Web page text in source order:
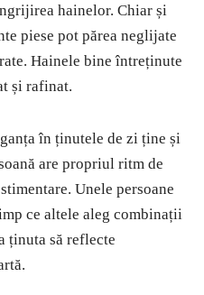
hainelor. Chiar și
piese pot părea neglijate
Hainele bine întreținute
și rafinat.
în ținutele de zi ține și
are propriul ritm de
Unele persoane
ce altele aleg combinații
ținuta să reflecte